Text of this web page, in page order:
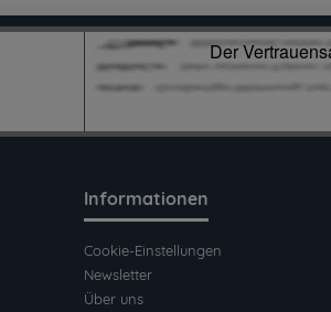
Informationen
Cookie-Einstellungen
Newsletter
Über uns